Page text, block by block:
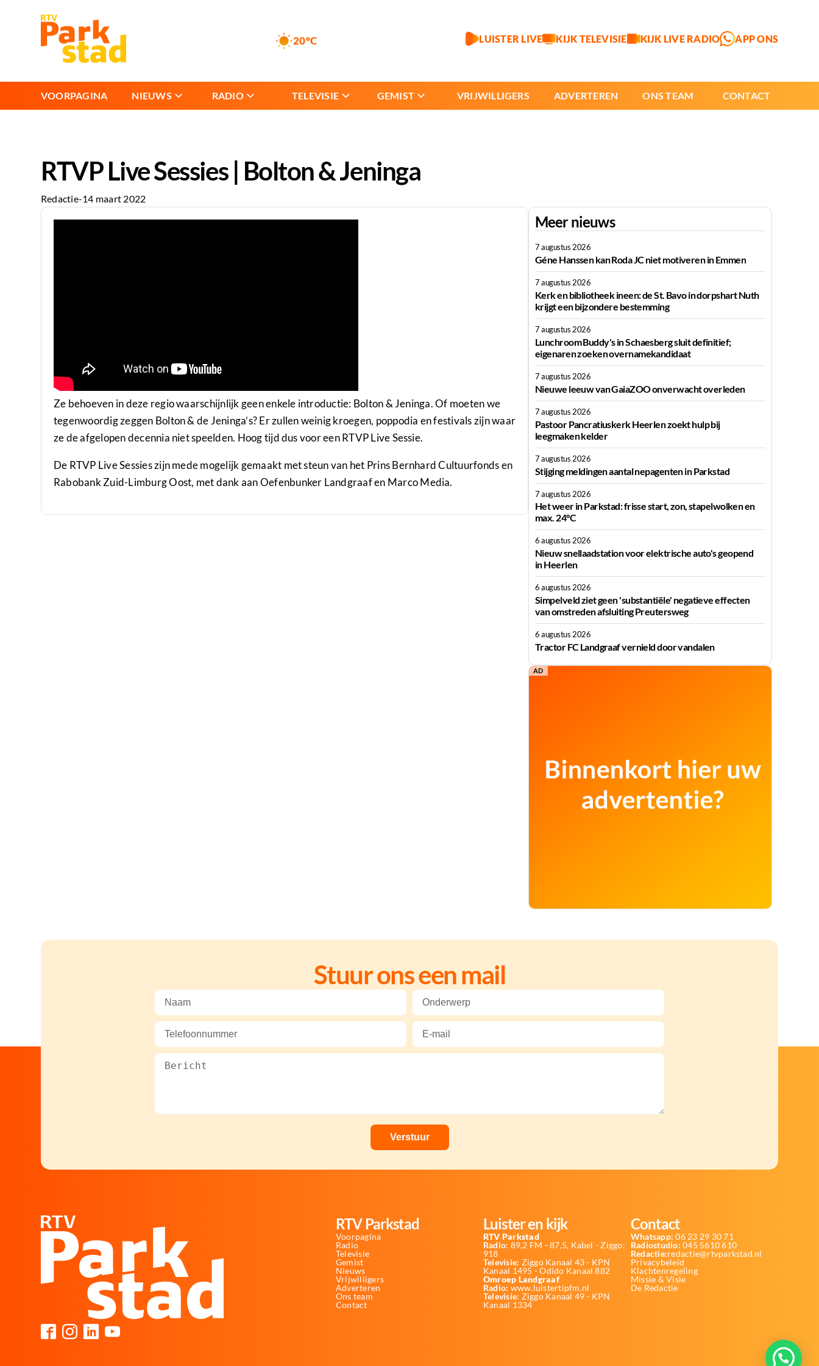
20°C LUISTER LIVE KIJK TELEVISIE KIJK LIVE RADIO APP ONS
VOORPAGINA NIEUWS RADIO TELEVISIE GEMIST VRIJWILLIGERS ADVERTEREN ONS TEAM CONTACT
RTVP Live Sessies | Bolton & Jeninga
Redactie-14 maart 2022
Ze behoeven in deze regio waarschijnlijk geen enkele introductie: Bolton & Jeninga. Of moeten we
tegenwoordig zeggen Bolton & de Jeninga’s? Er zullen weinig kroegen, poppodia en festivals zijn waar
ze de afgelopen decennia niet speelden. Hoog tijd dus voor een RTVP Live Sessie.
De RTVP Live Sessies zijn mede mogelijk gemaakt met steun van het Prins Bernhard Cultuurfonds en
Rabobank Zuid-Limburg Oost, met dank aan Oefenbunker Landgraaf en Marco Media.
Meer nieuws
7 augustus 2026
Géne Hanssen kan Roda JC niet motiveren in Emmen
7 augustus 2026
Kerk en bibliotheek ineen: de St. Bavo in dorpshart Nuth
krijgt een bijzondere bestemming
7 augustus 2026
Lunchroom Buddy's in Schaesberg sluit definitief;
eigenaren zoeken overnamekandidaat
7 augustus 2026
Nieuwe leeuw van GaiaZOO onverwacht overleden
7 augustus 2026
Pastoor Pancratiuskerk Heerlen zoekt hulp bij
leegmaken kelder
7 augustus 2026
Stijging meldingen aantal nepagenten in Parkstad
7 augustus 2026
Het weer in Parkstad: frisse start, zon, stapelwolken en
max. 24°C
6 augustus 2026
Nieuw snellaadstation voor elektrische auto's geopend
in Heerlen
6 augustus 2026
Simpelveld ziet geen 'substantiële' negatieve effecten
van omstreden afsluiting Preutersweg
6 augustus 2026
Tractor FC Landgraaf vernield door vandalen
AD
Stuur ons een mail
RTV Parkstad
Voorpagina
Radio
Televisie
Gemist
Nieuws
Vrijwilligers
Adverteren
Ons team
Contact
Luister en kijk
RTV Parkstad
Radio: 89,2 FM - 87,5, Kabel - Ziggo:
918
Televisie: Ziggo Kanaal 43 - KPN
Kanaal 1495 - Odido Kanaal 882
Omroep Landgraaf
Radio: www.luistertipfm.nl
Televisie: Ziggo Kanaal 49 - KPN
Kanaal 1334
Contact
Whatsapp: 06 23 29 30 71
Radiostudio: 045 5610 610
Redactie:redactie@rtvparkstad.nl
Privacybeleid
Klachtenregeling
Missie & Visie
De Redactie